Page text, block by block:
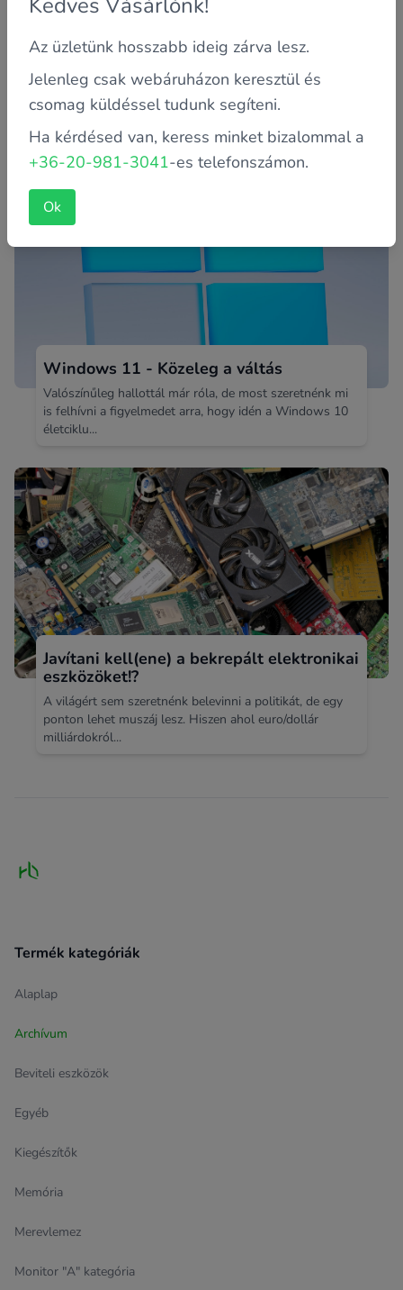
Miért kapcsol ki magától a laptopod?
Valószínűleg Te is találkoztál már ezzel az igen
nélkül, váratlanul...
Windows 11 - Közeleg a váltás
Valószínűleg hallottál már róla, de most szeretnénk mi
is felhívni a figyelmedet arra, hogy idén a Windows 10
életciklu...
Javítani kell(ene) a bekrepált elektronikai
eszközöket!?
A világért sem szeretnénk belevinni a politikát, de egy
ponton lehet muszáj lesz. Hiszen ahol euro/dollár
milliárdokról...
Termék kategóriák
Alaplap
Archívum
Beviteli eszközök
Egyéb
Kiegészítők
Memória
Merevlemez
Monitor "A" kategória
Az üzletünk hosszabb ideig zárva lesz.
Jelenleg csak webáruházon keresztül és
csomag küldéssel tudunk segíteni.
Ha kérdésed van, keress minket bizalommal a
+36-20-981-3041-es telefonszámon.
Ok